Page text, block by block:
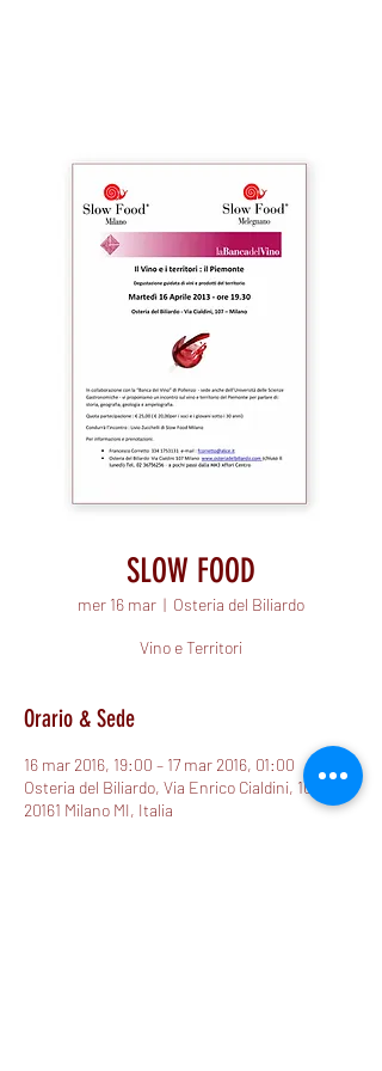
SLOW FOOD
mer 16 mar
  |
Osteria del Biliardo
Vino e Territori
Orario & Sede
16 mar 2016, 19:00 – 17 mar 2016, 01:00
Osteria del Biliardo, Via Enrico Cialdini, 107,
20161 Milano MI, Italia